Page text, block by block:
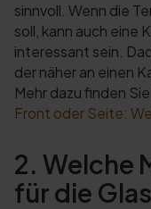
sinnvoll. Wenn die
soll, kann auch eine
interessant sein.
der näher an einen
Mehr dazu finden
Front oder Seite:
2. Welche
für die